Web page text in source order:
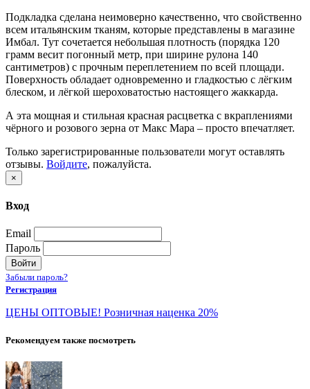
Подкладка сделана неимоверно качественно, что свойственно
всем итальянским тканям, которые представлены в магазине
Имбал. Тут сочетается небольшая плотность (порядка 120
грамм весит погонный метр, при ширине рулона 140
сантиметров) с прочным переплетением по всей площади.
Поверхность обладает одновременно и гладкостью с лёгким
блеском, и лёгкой шероховатостью настоящего жаккарда.
А эта мощная и стильная красная расцветка с вкраплениями
чёрного и розового зерна от Макс Мара – просто впечатляет.
Только зарегистрированные пользователи могут оставлять
отзывы. Войдите, пожалуйста.
×
Вход
Email
Пароль
Войти
Забыли пароль?
Регистрация
ЦЕНЫ ОПТОВЫЕ! Розничная наценка 20%
Рекомендуем также посмотреть